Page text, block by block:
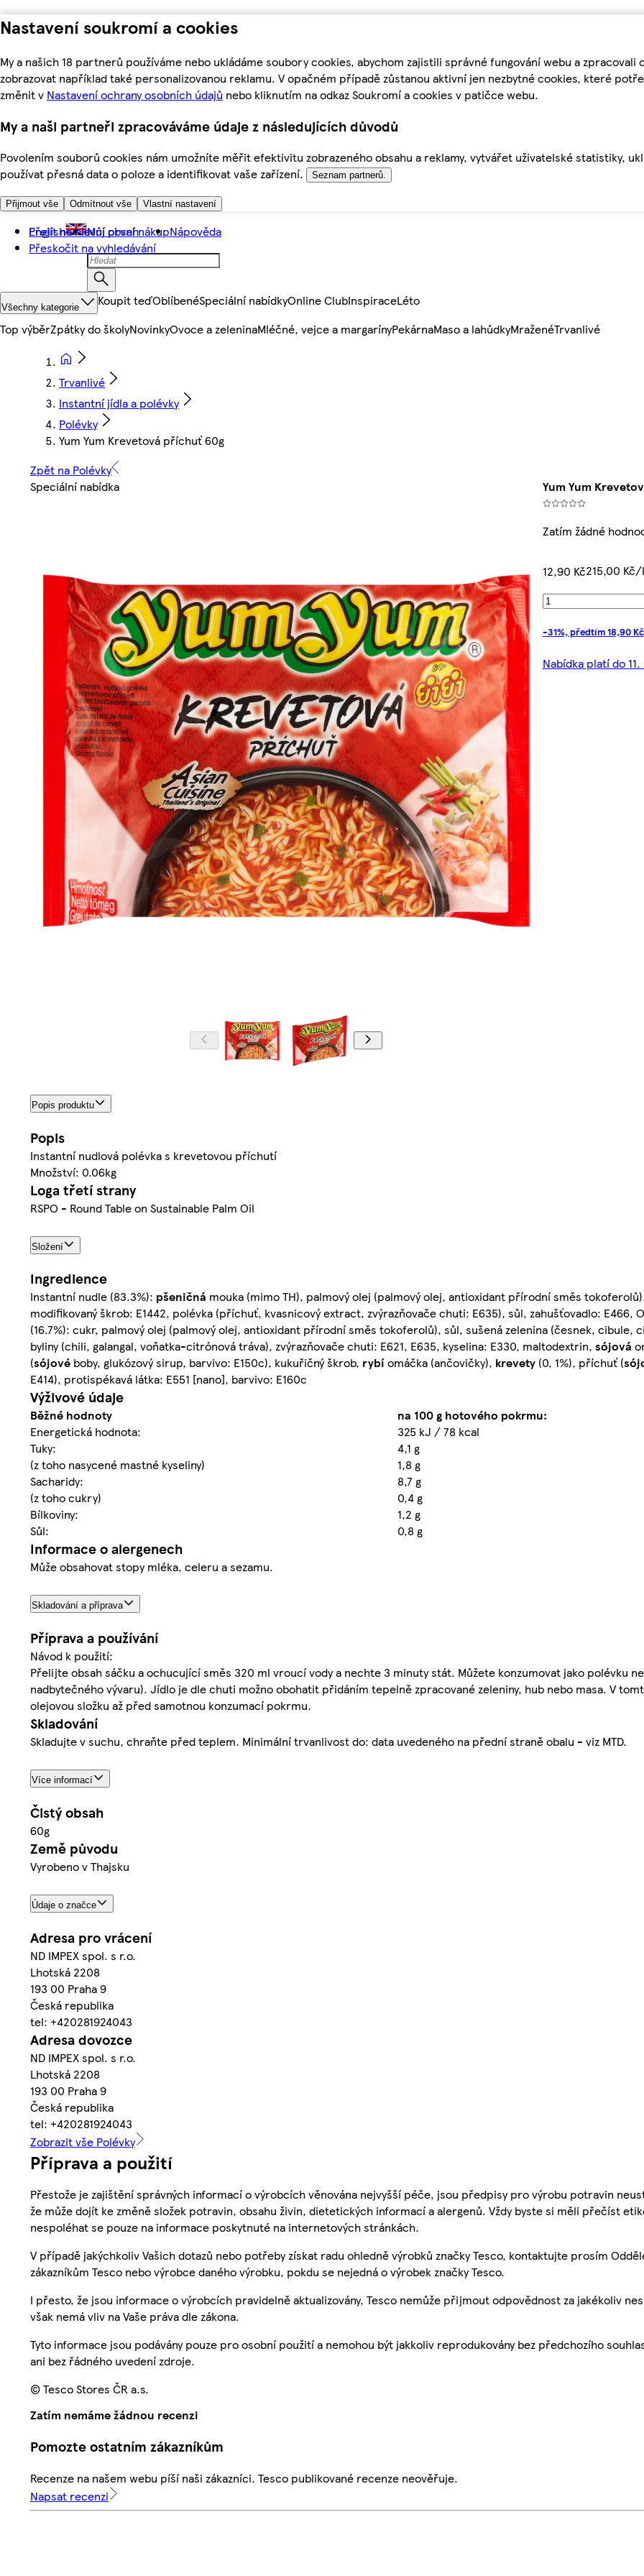
Nastavení soukromí a cookies
My a našich 18 partnerů používáme nebo ukládáme soubory cookies, abychom zajistili správné fungování webu a
zobrazovat například také personalizovanou reklamu. V opačném případě zůstanou aktivní jen nezbytné cookies, které
změnit v Nastavení ochrany osobních údajů nebo kliknutím na odkaz Soukromí a cookies v patičce webu.
My a naši partneři zpracováváme údaje z následujících důvodů
Povolením souborů cookies nám umožníte měřit efektivitu zobrazeného obsahu a reklamy, vytvářet uživatelské statistiky,
používat přesná data o poloze a identifikovat vaše zařízení.
Seznam partnerů.
Přijmout vše Odmítnout vše Vlastní nastavení
Přejít na hlavní obsah
Přeskočit na vyhledávání
English Můj první nákupNápověda
Všechny kategorie Koupit teďOblíbenéSpeciální nabídkyOnline ClubInspiraceLéto
Top výběrZpátky do školyNovinkyOvoce a zeleninaMléčné, vejce a margarínyPekárnaMaso a lahůdkyMraženéTrvanlivé
Trvanlivé
Instantní jídla a polévky
Polévky
Yum Yum Krevetová příchuť 60g
Zpět na Polévky
Speciální nabídka
Yum Yum
Zatím žádné
12,90 Kč215,00 Kč/
-31%, předtím 18,90 Kč
Nabídka platí do
Popis produktu
Popis
Instantní nudlová polévka s krevetovou příchutí
Množství: 0.06kg
Loga třetí strany
RSPO - Round Table on Sustainable Palm Oil
Složení
Ingredience
Instantní nudle (83.3%): pšeničná mouka (mimo TH), palmový olej (palmový olej, antioxidant přírodní směs
modifikovaný škrob: E1442, polévka (příchuť, kvasnicový extract, zvýrazňovače chuti: E635), sůl, zahušťovadlo: E466,
(16.7%): cukr, palmový olej (palmový olej, antioxidant přírodní směs tokoferolů), sůl, sušená zelenina (česnek, cibule,
byliny (chili, galangal, voňatka-citrónová tráva), zvýrazňovače chuti: E621, E635, kyselina: E330, maltodextrin, sójová
(sójové boby, glukózový sirup, barvivo: E150c), kukuřičný škrob, rybíomáčka (ančovičky), krevety (0, 1%), příchuť (
E414), protispékavá látka: E551 [nano], barvivo: E160c
Výživové údaje
Běžné hodnoty
na 100 g hotového pokrmu:
Energetická hodnota:
325 kJ / 78 kcal
Tuky:
4,1 g
(z toho nasycené mastné kyseliny)
1,8 g
Sacharidy:
8,7 g
(z toho cukry)
0,4 g
Bílkoviny:
1,2 g
Sůl:
0,8 g
Informace o alergenech
Může obsahovat stopy mléka, celeru a sezamu.
Skladování a příprava
Příprava a používání
Návod k použití:
Přelijte obsah sáčku a ochucující směs 320 ml vroucí vody a nechte 3 minuty stát. Můžete konzumovat jako polévku
nadbytečného vývaru). Jídlo je dle chuti možno obohatit přidáním tepelně zpracované zeleniny, hub nebo masa. V
olejovou složku až před samotnou konzumací pokrmu.
Skladování
Skladujte v suchu, chraňte před teplem. Minimální trvanlivost do: data uvedeného na přední straně obalu - viz MTD.
Více informací
Čistý obsah
60g
Země původu
Vyrobeno v Thajsku
Údaje o značce
Adresa pro vrácení
ND IMPEX spol. s r.o.
Lhotská 2208
193 00 Praha 9
Česká republika
tel: +420281924043
Adresa dovozce
ND IMPEX spol. s r.o.
Lhotská 2208
193 00 Praha 9
Česká republika
tel: +420281924043
Zobrazit vše Polévky
Příprava a použití
Přestože je zajištění správných informací o výrobcích věnována nejvyšší péče, jsou předpisy pro výrobu potravin
že může dojít ke změně složek potravin, obsahu živin, dietetických informací a alergenů. Vždy byste si měli přečíst
nespoléhat se pouze na informace poskytnuté na internetových stránkách.
V případě jakýchkoliv Vašich dotazů nebo potřeby získat radu ohledně výrobků značky Tesco, kontaktujte prosím
zákazníkům Tesco nebo výrobce daného výrobku, pokdu se nejedná o výrobek značky Tesco.
I přesto, že jsou informace o výrobcích pravidelně aktualizovány, Tesco nemůže přijmout odpovědnost za jakékoliv
však nemá vliv na Vaše práva dle zákona.
Tyto informace jsou podávány pouze pro osobní použití a nemohou být jakkoliv reprodukovány bez předchozího
ani bez řádného uvedení zdroje.
© Tesco Stores ČR a.s.
Zatím nemáme žádnou recenzi
Pomozte ostatním zákazníkům
Recenze na našem webu píší naši zákazníci. Tesco publikované recenze neověřuje.
Napsat recenzi